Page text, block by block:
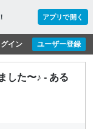
アプリで開く
ユーザー登録
グイン
した〜♪ - ある